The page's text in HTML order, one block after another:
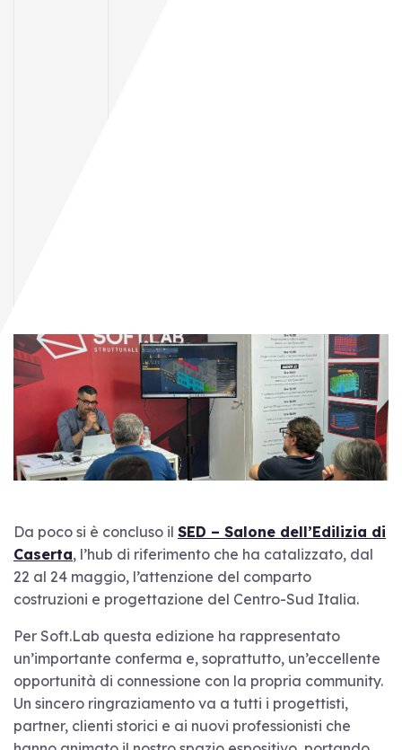
Da poco si è concluso il SED – Salone dell’Edilizia di
Caserta, l’hub di riferimento che ha catalizzato, dal
22 al 24 maggio, l’attenzione del comparto
costruzioni e progettazione del Centro-Sud Italia.
Per Soft.Lab questa edizione ha rappresentato
un’importante conferma e, soprattutto, un’eccellente
opportunità di connessione con la propria community.
Un sincero ringraziamento va a tutti i progettisti,
partner, clienti storici e ai nuovi professionisti che